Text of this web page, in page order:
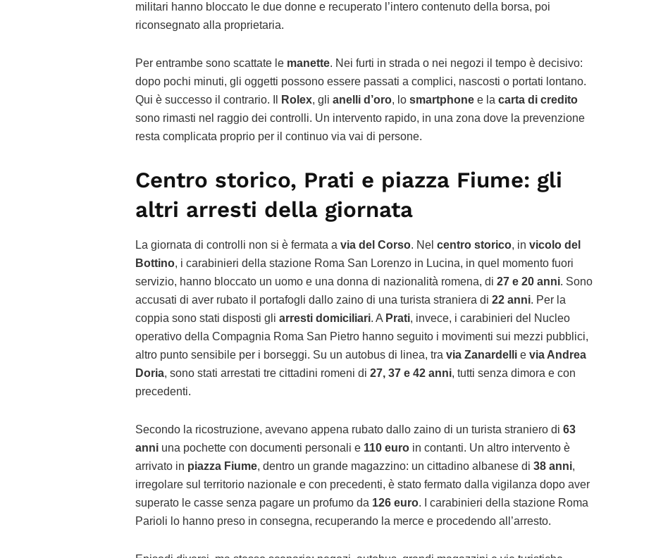
militari hanno bloccato le due donne e recuperato l’intero contenuto della borsa, poi
riconsegnato alla proprietaria.
Per entrambe sono scattate le manette. Nei furti in strada o nei negozi il tempo è decisivo:
dopo pochi minuti, gli oggetti possono essere passati a complici, nascosti o portati lontano.
Qui è successo il contrario. Il
Rolex, gli anelli d’oro, lo smartphone e la carta di credito
sono rimasti nel raggio dei controlli. Un intervento rapido, in una zona dove la prevenzione
resta complicata proprio per il continuo via vai di persone.
Centro storico, Prati e piazza Fiume: gli
altri arresti della giornata
La giornata di controlli non si è fermata a via del Corso. Nel centro storico, in vicolo del
Bottino, i carabinieri della stazione Roma San Lorenzo in Lucina, in quel momento fuori
servizio, hanno bloccato un uomo e una donna di nazionalità romena, di 27 e 20 anni. Sono
accusati di aver rubato il portafogli dallo zaino di una turista straniera di 22 anni. Per la
coppia sono stati disposti gli arresti domiciliari. A Prati, invece, i carabinieri del Nucleo
operativo della Compagnia Roma San Pietro hanno seguito i movimenti sui mezzi pubblici,
altro punto sensibile per i borseggi. Su un autobus di linea, tra via Zanardelli e via Andrea
Doria, sono stati arrestati tre cittadini romeni di 27, 37 e 42 anni, tutti senza dimora e con
precedenti.
Secondo la ricostruzione, avevano appena rubato dallo zaino di un turista straniero di 63
anni una pochette con documenti personali e 110 euro in contanti. Un altro intervento è
arrivato in piazza Fiume, dentro un grande magazzino: un cittadino albanese di 38 anni,
irregolare sul territorio nazionale e con precedenti, è stato fermato dalla vigilanza dopo aver
superato le casse senza pagare un profumo da 126 euro. I carabinieri della stazione Roma
Parioli lo hanno preso in consegna, recuperando la merce e procedendo all’arresto.